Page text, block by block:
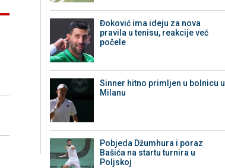
Đoković ima ideju za nova
pravila u tenisu, reakcije već
počele
Sinner hitno primljen u bolnicu u
Milanu
Pobjeda Džumhura i poraz
Bašića na startu turnira u
Poljskoj